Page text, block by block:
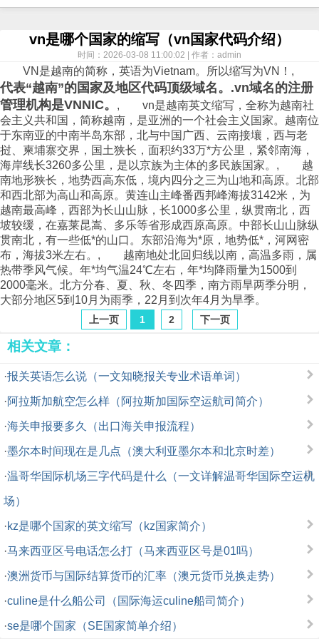
vn是哪个国家的缩写（vn国家代码介绍）
时间：2026-03-08 11:00:02 | 作者：admin
VN是越南的简称，英语为Vietnam。所以缩写为VN！,
代表“越南”的国家及地区代码顶级域名。.vn域名的注册
管理机构是VNNIC。
, vn是越南英文缩写，全称为越南社
会主义共和国，简称越南，是亚洲的一个社会主义国家。越南位
于东南亚的中南半岛东部，北与中国广西、云南接壤，西与老
挝、柬埔寨交界，国土狭长，面积约33万*方公里，紧邻南海，
海岸线长3260多公里，是以京族为主体的多民族国家。, 越
南地形狭长，地势西高东低，境内四分之三为山地和高原。北部
和西北部为高山和高原。黄连山主峰番西邦峰海拔3142米，为
越南最高峰，西部为长山山脉，长1000多公里，纵贯南北，西
坡较缓，在嘉莱昆嵩、多乐等省形成西原高原。中部长山山脉纵
贯南北，有一些低*的山口。东部沿海为*原，地势低*，河网密
布，海拔3米左右。, 越南地处北回归线以南，高温多雨，属
热带季风气候。年*均气温24℃左右，年*均降雨量为1500到
2000毫米。北方分春、夏、秋、冬四季，南方雨旱两季分明，
大部分地区5到10月为雨季，22月到次年4月为旱季。
上一页 1 2 下一页
相关文章：
·报关英语怎么说（一文知晓报关专业术语单词）
·阿拉斯加航空怎么样（阿拉斯加国际空运航司简介）
·海关申报要多久（出口海关申报流程）
·墨尔本时间现在是几点（澳大利亚墨尔本和北京时差）
·温哥华国际机场三字代码是什么（一文详解温哥华国际空运机
场）
·kz是哪个国家的英文缩写（kz国家简介）
·马来西亚区号电话怎么打（马来西亚区号是01吗）
·澳洲货币与国际结算货币的汇率（澳元货币兑换走势）
·culine是什么船公司（国际海运culine船司简介）
·se是哪个国家（SE国家简单介绍）